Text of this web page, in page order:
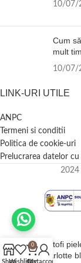
10/07/
Cum
mult
10/07/
LINK-URI UTILE
ANPC
Termeni si conditii
Politica de cookie-uri
Prelucrarea datelor
2024
Pantofi
Charlotte
ShopWishlist
0
Cart
My account